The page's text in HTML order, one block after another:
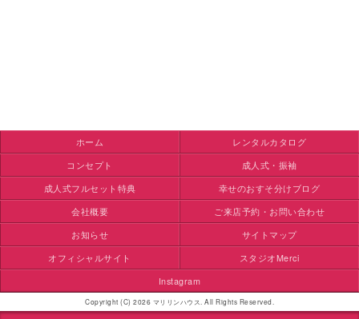
ホーム
レンタルカタログ
コンセプト
成人式・振袖
成人式フルセット特典
幸せのおすそ分けブログ
会社概要
ご来店予約・お問い合わせ
お知らせ
サイトマップ
オフィシャルサイト
スタジオMerci
Instagram
Copyright (C) 2026 マリリンハウス. All Rights Reserved.